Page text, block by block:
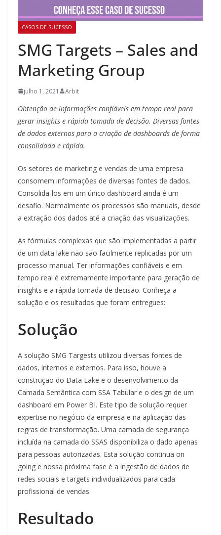
CASOS DE SUCESSO
SMG Targets – Sales and
Marketing Group
julho 1, 2021 Arbit
Obtenção de informações confiáveis em tempo real para
gerar insights e rápida tomada de decisão. Diversas fontes
de dados externos para a criação de dashboards de forma
consolidada e rápida.
Os setores de marketing e vendas de uma empresa
consomem informações de diversas fontes de dados.
Consolida-los em um único dashboard ainda é um
desafio. Normalmente os processos são manuais, desde
a extração dos dados até a criação das visualizações.
As fórmulas complexas que são implementadas a partir
de um data lake não são facilmente replicadas por um
processo manual. Ter informações confiáveis e em
tempo real é extremamente importante para geração de
insights e a rápida tomada de decisão. Conheça a
solução e os resultados que foram entregues:
Solução
A solução SMG Targests utilizou diversas fontes de
dados, internos e externos. Para isso, houve a
construção do Data Lake e o desenvolvimento da
Camada Semântica com SSA Tabular e o design de um
dashboard em Power BI. Este tipo de solução requer
expertise no negócio da empresa e na aplicação das
regras de transformação. Uma camada de segurança
incluída na camada do SSAS disponibiliza o dado apenas
para pessoas autorizadas. Esta solução continua on
going e nossa próxima fase é a ingestão de dados de
redes sociais e targets individualizados para cada
profissional de vendas.
Resultado